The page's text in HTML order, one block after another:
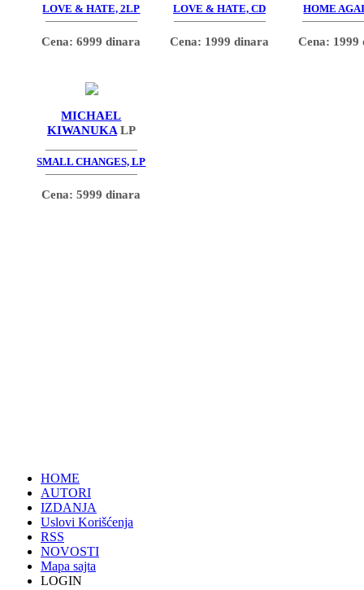
LOVE & HATE, 2LP
Cena: 6999 dinara
LOVE & HATE, CD
Cena: 1999 dinara
HOME
Cena: 1999
MICHAEL
KIWANUKA LP
SMALL CHANGES, LP
Cena: 5999 dinara
HOME
AUTORI
IZDANJA
Uslovi Korišćenja
RSS
NOVOSTI
Mapa sajta
LOGIN